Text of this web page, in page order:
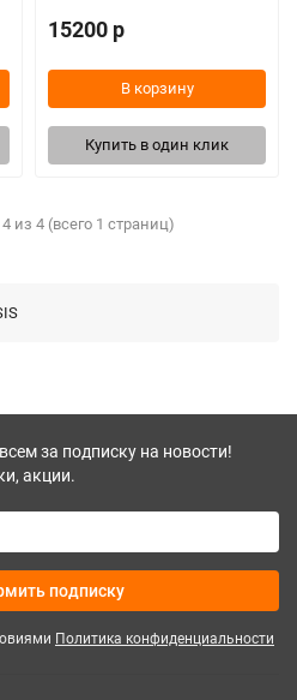
15200 р
В корзину
Купить в один клик
из 4 (всего 1 страниц)
за подписку на новости!
акции.
подписку
Политика конфиденциальности